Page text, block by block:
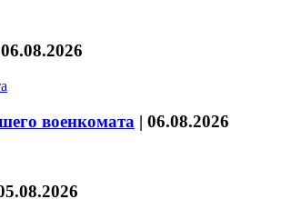
06.08.2026
военкомата | 06.08.2026